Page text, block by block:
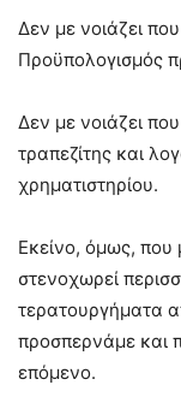
Δεν με νοιάζει
Προϋπολογισμός
Δεν με νοιάζει
τραπεζίτης και
χρηματιστηρίου.
Eκείνο, όμως, που
στενοχωρεί
τερατουργήματα
προσπερνάμε και
επόμενο.